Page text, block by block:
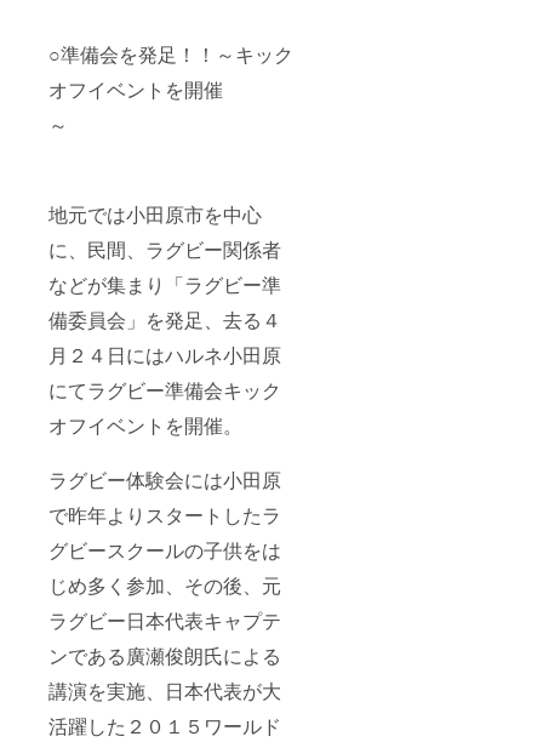
○準備会を発足！！～キック
オフイベントを開催
～
地元では小田原市を中心
に、民間、ラグビー関係者
などが集まり「ラグビー準
備委員会」を発足、去る４
月２４日にはハルネ小田原
にてラグビー準備会キック
オフイベントを開催。
ラグビー体験会には小田原
で昨年よりスタートしたラ
グビースクールの子供をは
じめ多く参加、その後、元
ラグビー日本代表キャプテ
ンである廣瀬俊朗氏による
講演を実施、日本代表が大
活躍した２０１５ワールド